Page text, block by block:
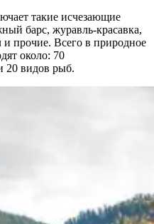
такие исчезающие
барс, журавль-красавка,
и прочие. Всего в природное
около: 70
20 видов рыб.